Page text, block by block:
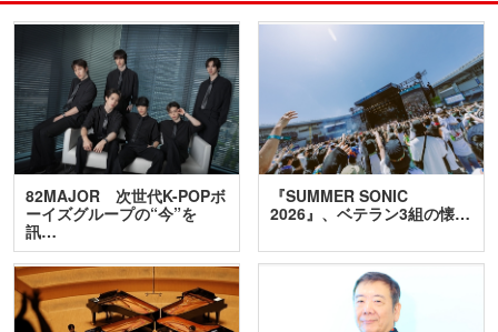
82MAJOR 次世代K-POPボ
ーイズグループの“今”を
訊…
『SUMMER SONIC
2026』、ベテラン3組の懐…